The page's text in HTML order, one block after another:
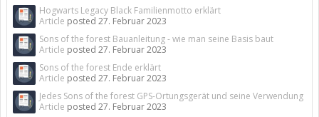
Hogwarts Legacy Black Familienmotto erklärt
Article posted 27. Februar 2023
Sons of the forest Bauanleitung - wie man seine Basis baut
Article posted 27. Februar 2023
Sons of the forest Ende erklärt
Article posted 27. Februar 2023
Jedes Sons of the forest GPS-Ortungsgerät und seine Verwendung
Article posted 27. Februar 2023